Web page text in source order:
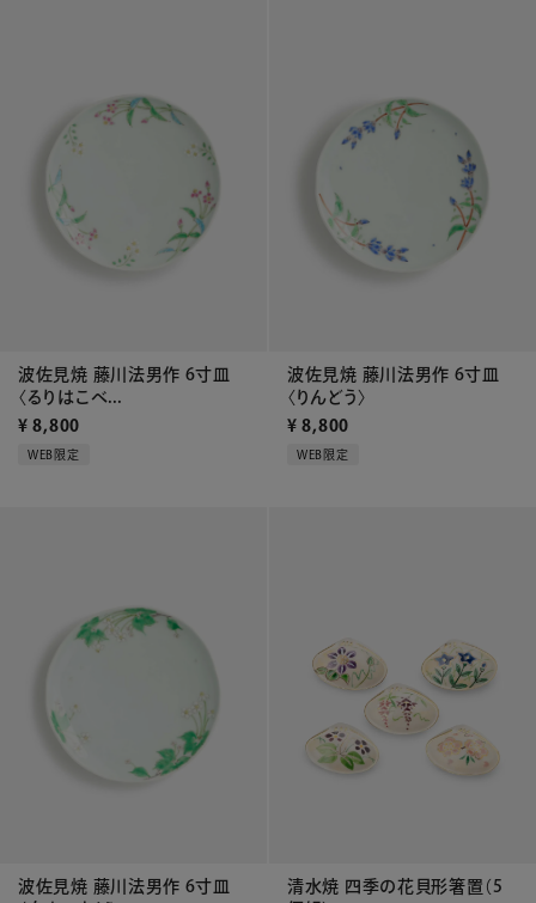
波佐見焼 藤川法男作 6寸皿
〈るりはこべ...
¥ 8,800
WEB限定
波佐見焼 藤川法男作 6寸皿
〈りんどう〉
¥ 8,800
WEB限定
波佐見焼 藤川法男作 6寸皿
清水焼 四季の花貝形箸置（5